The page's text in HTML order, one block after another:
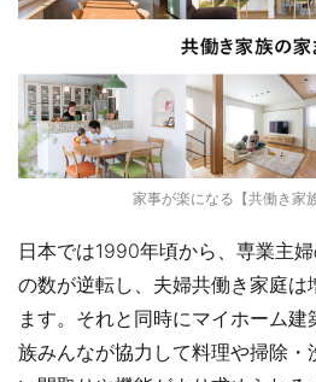
家事が楽になる【共働き家
日本では1990年頃から、専業主
の数が逆転し、夫婦共働き家庭は
ます。それと同時にマイホーム
族みんなが協力して料理や掃除・